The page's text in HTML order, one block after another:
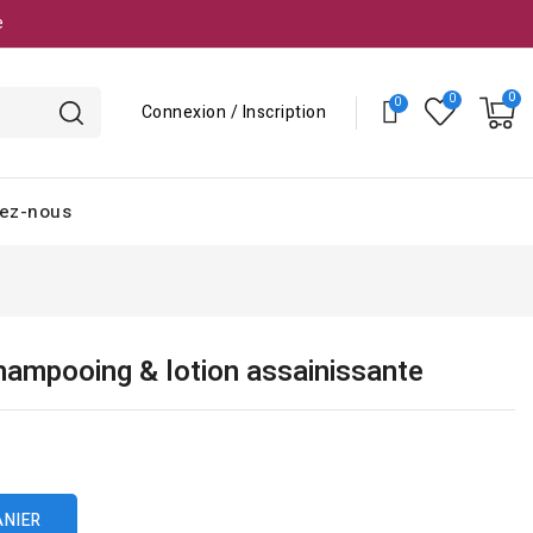
Connexion / Inscription
nous
& lotion assainissante